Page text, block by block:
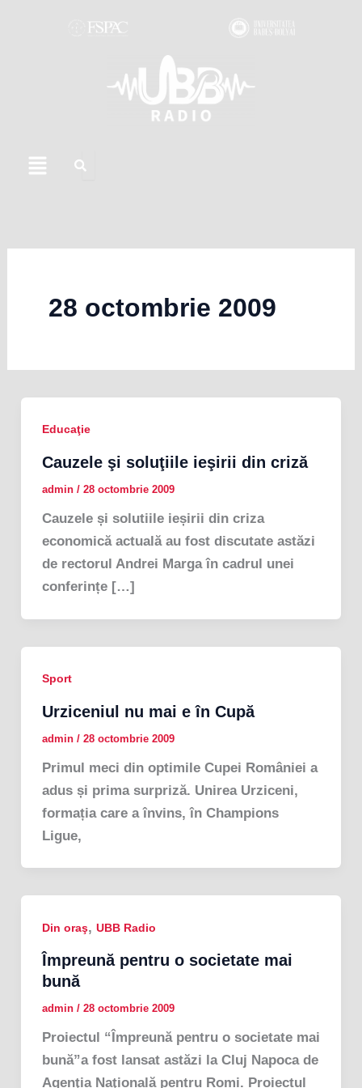
Menu
28 octombrie 2009
Educaţie
Cauzele şi soluţiile ieşirii din criză
admin / 28 octombrie 2009
Cauzele și solutiile ieșirii din criza
economică actuală au fost discutate astăzi
de rectorul Andrei Marga în cadrul unei
conferințe […]
Sport
Urziceniul nu mai e în Cupă
admin / 28 octombrie 2009
Primul meci din optimile Cupei României a
adus și prima surpriză. Unirea Urziceni,
formația care a învins, în Champions
Ligue,
Din oraş, UBB Radio
Împreună pentru o societate mai
bună
admin / 28 octombrie 2009
Proiectul “Împreună pentru o societate mai
bună”a fost lansat astăzi la Cluj Napoca de
Agenţia Naţională pentru Romi. Proiectul